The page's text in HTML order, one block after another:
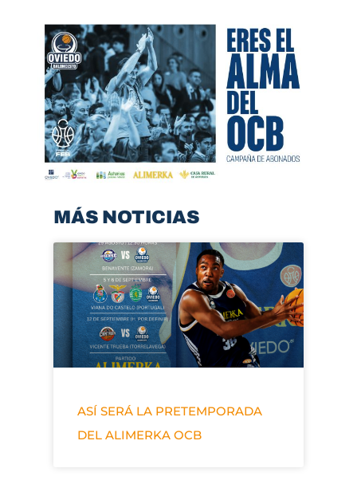
MÁS NOTICIAS
ASÍ SERÁ LA PRETEMPORADA
DEL ALIMERKA OCB